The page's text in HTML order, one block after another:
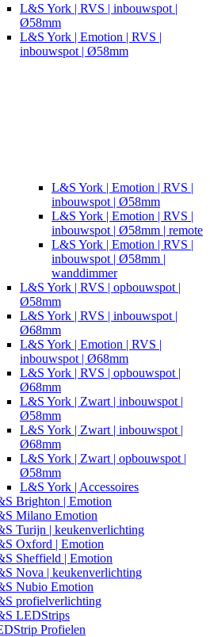
L&S York | RVS | inbouwspot |
Ø58mm
L&S York | Emotion | RVS |
inbouwspot | Ø58mm
L&S York | Emotion | RVS |
inbouwspot | Ø58mm
L&S York | Emotion | RVS |
inbouwspot | Ø58mm | remote
L&S York | Emotion | RVS |
inbouwspot | Ø58mm |
wanddimmer
L&S York | RVS | opbouwspot |
Ø58mm
L&S York | RVS | inbouwspot |
Ø68mm
L&S York | Emotion | RVS |
inbouwspot | Ø68mm
L&S York | RVS | opbouwspot |
Ø68mm
L&S York | Zwart | inbouwspot |
Ø58mm
L&S York | Zwart | inbouwspot |
Ø68mm
L&S York | Zwart | opbouwspot |
Ø58mm
L&S York | Accessoires
Brighton | Emotion
Milano Emotion
Turijn | keukenverlichting
Oxford | Emotion
Sheffield | Emotion
Nova | keukenverlichting
Nubio Emotion
profielverlichting
LEDStrips
Profielen